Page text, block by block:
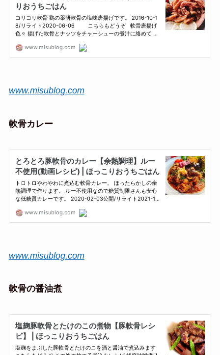
www.misublog.com
軟骨カレー
www.misublog.com
軟骨の醤油煮